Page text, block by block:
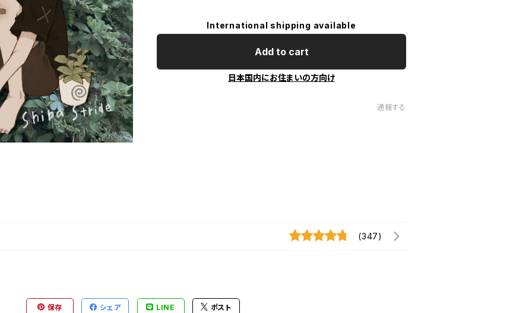
International shipping available
Add to cart
日本国内にお住まいの方向け
通報する
(347)
保存 シェア LINE ポスト